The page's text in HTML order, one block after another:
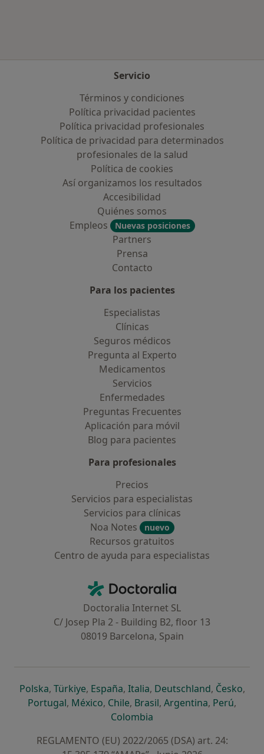
Servicio
Términos y condiciones
Política privacidad pacientes
Política privacidad profesionales
Política de privacidad para determinados
profesionales de la salud
Política de cookies
Así organizamos los resultados
Accesibilidad
Quiénes somos
Empleos
Nuevas posiciones
Partners
Prensa
Contacto
Para los pacientes
Especialistas
Clínicas
Seguros médicos
Pregunta al Experto
Medicamentos
Servicios
Enfermedades
Preguntas Frecuentes
Aplicación para móvil
Blog para pacientes
Para profesionales
Precios
Servicios para especialistas
Servicios para clínicas
Noa Notes
nuevo
Recursos gratuitos
Centro de ayuda para especialistas
Doctoralia - Página de inicio
Doctoralia Internet SL
C/ Josep Pla 2 - Building B2, floor 13
08019 Barcelona, Spain
Polskase abre en una nueva pestaña
, Türkiyese abre en una nueva pestaña
, Españase abre en una nueva pestaña
, Italiase abre en una nueva
, Deutschlandse abre en
, Českose
,
Portugalse abre en una nueva pestaña
, Méxicose abre en una nueva pestaña
, Chilese abre en una nueva pestaña
, Brasilse abre en una nueva
, Argentinase abre en
, Perúse
,
Colombia
REGLAMENTO (EU) 2022/2065 (DSA) art. 24: